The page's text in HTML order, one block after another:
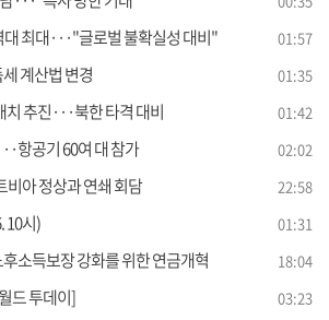
최대···"글로벌 불확실성 대비" 01:57
계산법 변경 01:35
추진···북한 타격 대비 01:42
항공기 60여 대 참가 02:02
비아 정상과 연쇄 회담 22:58
10시) 01:31
소득보장 강화를 위한 연금개혁 18:04
드 투데이] 03:23